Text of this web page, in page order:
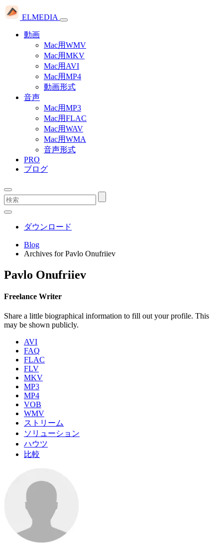
ELMEDIA
動画
Mac用WMV
Mac用MKV
Mac用AVI
Mac用MP4
動画形式
音声
Mac用MP3
Mac用FLAC
Mac用WAV
Mac用WMA
音声形式
PRO
ブログ
ダウンロード
Blog
Archives for Pavlo Onufriiev
Pavlo Onufriiev
Freelance Writer
Share a little biographical information to fill out your profile. This
may be shown publicly.
AVI
FAQ
FLAC
FLV
MKV
MP3
MP4
VOB
WMV
ストリーム
ソリューション
ハウツ
比較